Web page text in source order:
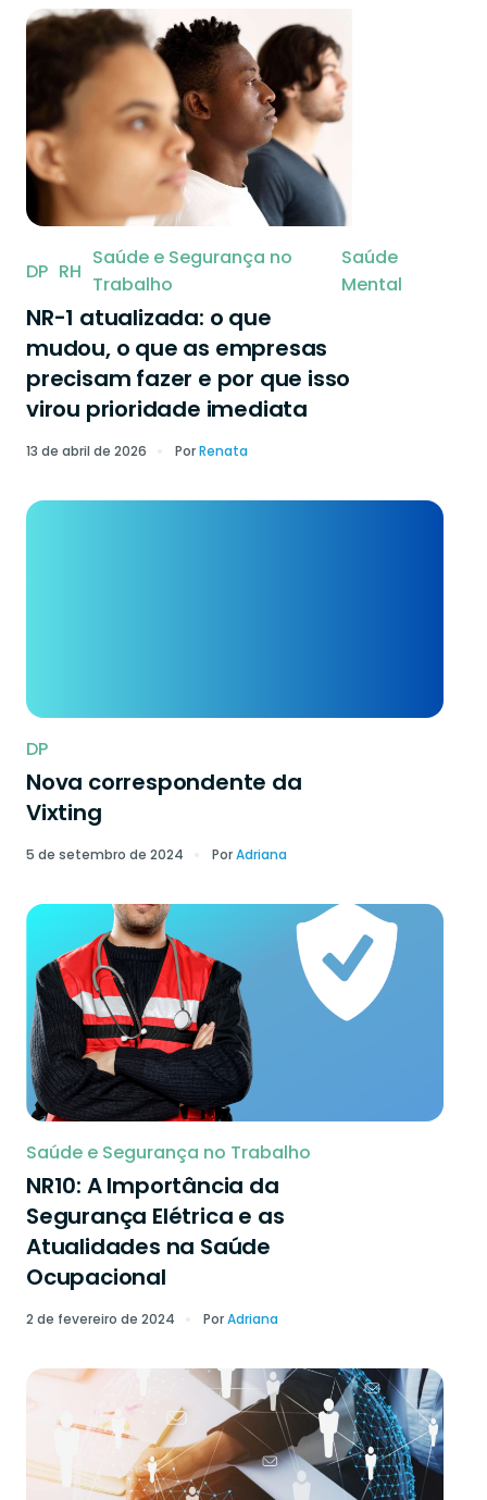
Sem categoria
Tecnologia
DP RH
Saúde e Segurança no
Trabalho
Saúde
Mental
NR-1 atualizada: o que
mudou, o que as empresas
precisam fazer e por que isso
virou prioridade imediata
13 de abril de 2026 PorRenata
DP
Nova correspondente da
Vixting
5 de setembro de 2024 PorAdriana
Saúde e Segurança no Trabalho
NR10: A Importância da
Segurança Elétrica e as
Atualidades na Saúde
Ocupacional
2 de fevereiro de 2024 PorAdriana